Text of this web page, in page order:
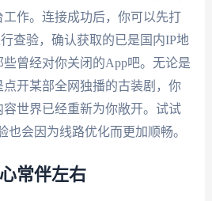
作。连接成功后，你可以先打
查验，确认获取的已是国内IP地
曾经对你关闭的App吧。无论是
开某部全网独播的古装剧，你
世界已经重新为你敞开。试试
会因为线路优化而更加顺畅。
常伴左右